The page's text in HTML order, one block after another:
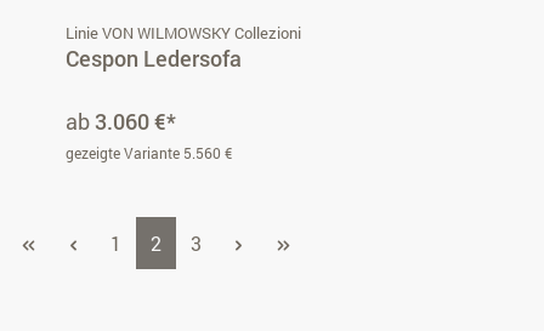
Linie VON WILMOWSKY Collezioni
Cespon Ledersofa
ab 3.060 €*
gezeigte Variante 5.560 €
Seite
1 Seite
2 Seite
3